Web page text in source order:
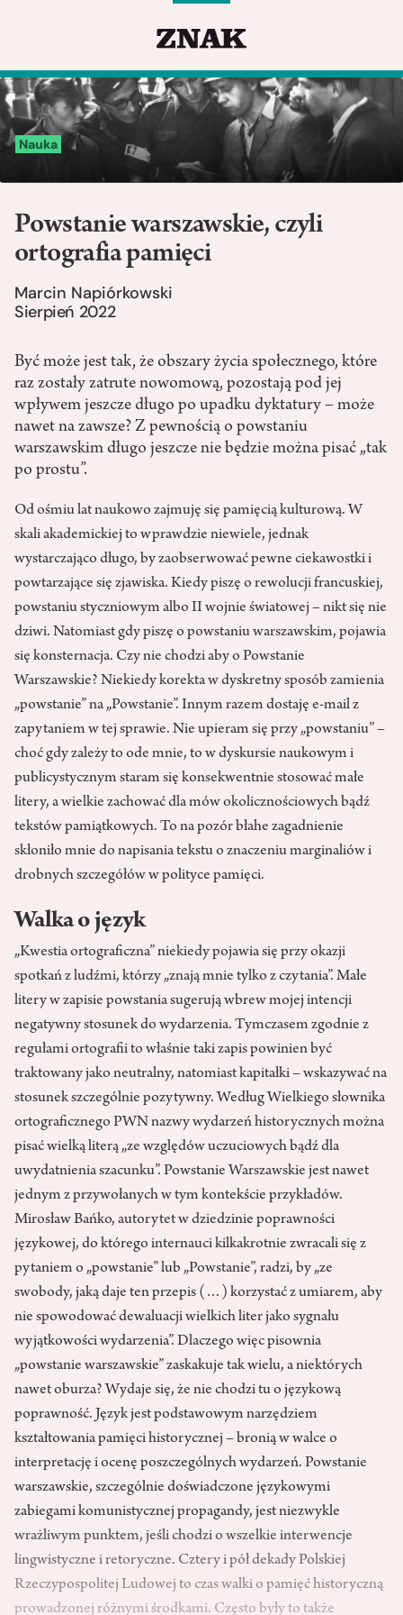
Nauka
Powstanie warszawskie, czyli
ortografia pamięci
Marcin Napiórkowski
Sierpień 2022
Być może jest tak, że obszary życia społecznego, które
raz zostały zatrute nowomową, pozostają pod jej
wpływem jeszcze długo po upadku dyktatury – może
nawet na zawsze? Z pewnością o powstaniu
warszawskim długo jeszcze nie będzie można pisać „tak
po prostu”.
Od ośmiu lat naukowo zajmuję się pamięcią kulturową. W
skali akademickiej to wprawdzie niewiele, jednak
wystarczająco długo, by zaobserwować pewne ciekawostki i
powtarzające się zjawiska. Kiedy piszę o rewolucji francuskiej,
powstaniu styczniowym albo II wojnie światowej – nikt się nie
dziwi. Natomiast gdy piszę o powstaniu warszawskim, pojawia
się konsternacja. Czy nie chodzi aby o Powstanie
Warszawskie? Niekiedy korekta w dyskretny sposób zamienia
„powstanie” na „Powstanie”. Innym razem dostaję e-mail z
zapytaniem w tej sprawie. Nie upieram się przy „powstaniu” –
choć gdy zależy to ode mnie, to w dyskursie naukowym i
publicystycznym staram się konsekwentnie stosować małe
litery, a wielkie zachować dla mów okolicznościowych bądź
tekstów pamiątkowych. To na pozór błahe zagadnienie
skłoniło mnie do napisania tekstu o znaczeniu marginaliów i
drobnych szczegółów w polityce pamięci.
Walka o język
„Kwestia ortograficzna” niekiedy pojawia się przy okazji
spotkań z ludźmi, którzy „znają mnie tylko z czytania”. Małe
litery w zapisie powstania sugerują wbrew mojej intencji
negatywny stosunek do wydarzenia. Tymczasem zgodnie z
regułami ortografii to właśnie taki zapis powinien być
traktowany jako neutralny, natomiast kapitałki – wskazywać na
stosunek szczególnie pozytywny. Według Wielkiego słownika
ortograficznego PWN nazwy wydarzeń historycznych można
pisać wielką literą „ze względów uczuciowych bądź dla
uwydatnienia szacunku”. Powstanie Warszawskie jest nawet
jednym z przywołanych w tym kontekście przykładów.
Mirosław Bańko, autorytet w dziedzinie poprawności
językowej, do którego internauci kilkakrotnie zwracali się z
pytaniem o „powstanie” lub „Powstanie”, radzi, by „ze
swobody, jaką daje ten przepis (…) korzystać z umiarem, aby
nie spowodować dewaluacji wielkich liter jako sygnału
wyjątkowości wydarzenia”. Dlaczego więc pisownia
„powstanie warszawskie” zaskakuje tak wielu, a niektórych
nawet oburza? Wydaje się, że nie chodzi tu o językową
poprawność. Język jest podstawowym narzędziem
kształtowania pamięci historycznej – bronią w walce o
interpretację i ocenę poszczególnych wydarzeń. Powstanie
warszawskie, szczególnie doświadczone językowymi
zabiegami komunistycznej propagandy, jest niezwykle
wrażliwym punktem, jeśli chodzi o wszelkie interwencje
lingwistyczne i retoryczne. Cztery i pół dekady Polskiej
Rzeczypospolitej Ludowej to czas walki o pamięć historyczną
prowadzonej różnymi środkami. Często były to także